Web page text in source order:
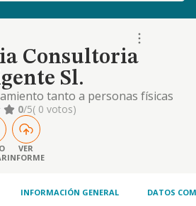
Consultoria
Sl.
tanto a personas físicas
en cualquier tipo de medidas
el ahorro energético, incluido
la promoción y realización de
el desarrollo de software
llevar a cabo el mismo...
0/5( 0 votos)
VER
INFORME
INFORMACIÓN GENERAL DATOS